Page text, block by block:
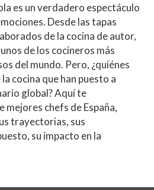
es un verdadero espectáculo
Desde las tapas
de la cocina de autor,
de los cocineros más
del mundo. Pero, ¿quiénes
cocina que han puesto a
global? Aquí te
chefs de España,
trayectorias, sus
su impacto en la